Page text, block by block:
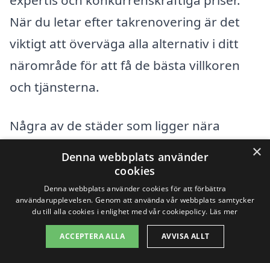
När du letar efter takrenovering är det
viktigt att överväga alla alternativ i ditt
närområde för att få de bästa villkoren
och tjänsterna.
Några av de städer som ligger nära
hitta professionell hjälp med
takrenovering inkluderar:
Trelleborg
×
Denna webbplats använder
cookies
Denna webbplats använder cookies för att förbättra
användarupplevelsen. Genom att använda vår webbplats samtycker
du till alla cookies i enlighet med vår cookiepolicy. Läs mer
ACCEPTERA ALLA AVVISA ALLT